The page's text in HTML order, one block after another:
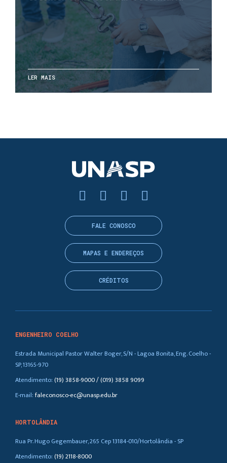
LER MAIS
ENGENHEIRO COELHO
Estrada Municipal Pastor Walter Boger, S/N - Lagoa Bonita, Eng. Coelho -
SP, 13165-970
Atendimento:(19) 3858-9000 / (019) 3858 9099
E-mail:faleconosco-ec@unasp.edu.br
HORTOLÂNDIA
Rua Pr. Hugo Gegembauer, 265 Cep 13184-010/Hortolândia - SP
Atendimento:(19) 2118-8000
FALE CONOSCO
MAPAS E ENDEREÇOS
CRÉDITOS